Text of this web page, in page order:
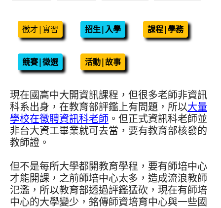
徵才|實習 招生|入學 課程|學務
競賽|徵選 活動|故事
現在國高中大開資訊課程，但很多老師非資訊
科系出身，在教育部評鑑上有問題，所以大量
學校在徵聘資訊科老師 。但正式資訊科老師並
非台大資工畢業就可去當，要有教育部核發的
教師證。
但不是每所大學都開教育學程，要有師培中心
才能開課，之前師培中心太多，造成流浪教師
氾濫，所以教育部透過評鑑猛砍，現在有師培
中心的大學變少，銘傳師資培育中心與一些國